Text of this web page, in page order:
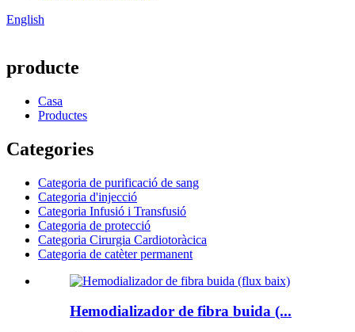
English
producte
Casa
Productes
Categories
Categoria de purificació de sang
Categoria d'injecció
Categoria Infusió i Transfusió
Categoria de protecció
Categoria Cirurgia Cardiotoràcica
Categoria de catèter permanent
Hemodializador de fibra buida (...